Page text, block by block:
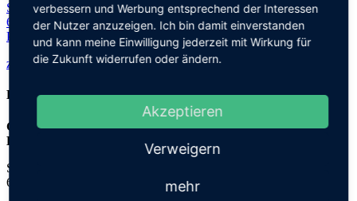
Steinhofweg 95
69123 Heidelberg
Planen Sie Ihre Route...
zurück zu allen Terminen
Kontakt
Grundschule an der
Elisabeth-von-Thadden-Schule
Steinhofweg 95
69123 Heidelberg
verbessern und Werbung entsprechend der Interessen
der Nutzer anzuzeigen. Ich bin damit einverstanden
und kann meine Einwilligung jederzeit mit Wirkung für
die Zukunft widerrufen oder ändern.
Akzeptieren
Verweigern
mehr